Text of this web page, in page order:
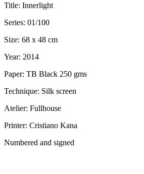
Title: Innerlight
Series: 01/100
Size: 68 x 48 cm
Year: 2014
Paper: TB Black 250 gms
Technique: Silk screen
Atelier: Fullhouse
Printer: Cristiano Kana
Numbered and signed